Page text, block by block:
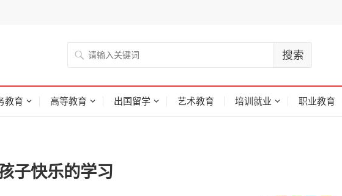
教育 高等教育 出国留学 艺术教育 培训就业 职业教育
子快乐的学习